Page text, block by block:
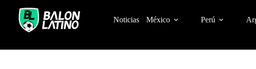
o
Noticias México Perú